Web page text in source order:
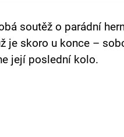
soutěž o parádní
je skoro u konce –
její poslední kolo.